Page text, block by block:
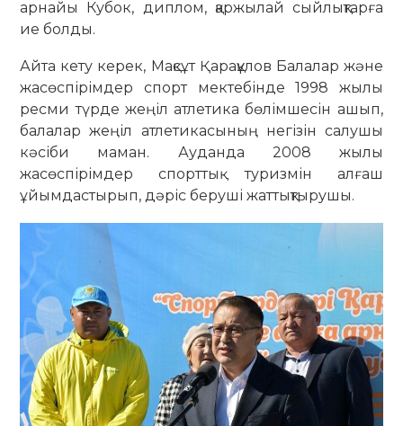
арнайы Кубок, диплом, қаржылай сыйлықтарға
ие болды.
Айта кету керек, Мақсұт Қарақұлов Балалар және
жасөспірімдер спорт мектебінде 1998 жылы
ресми түрде жеңіл атлетика бөлімшесін ашып,
балалар жеңіл атлетикасының негізін салушы
кәсіби маман. Ауданда 2008 жылы
жасөспірімдер спорттық туризмін алғаш
ұйымдастырып, дәріс беруші жаттықтырушы.